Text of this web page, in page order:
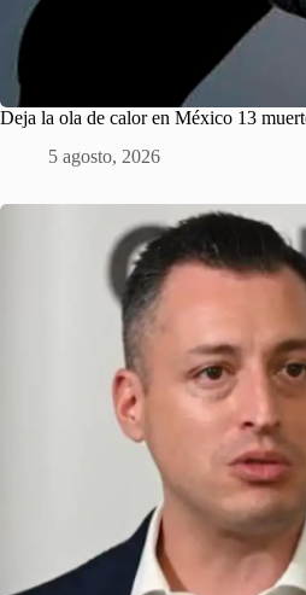
Deja la ola de calor en México 13
5 agosto, 2026